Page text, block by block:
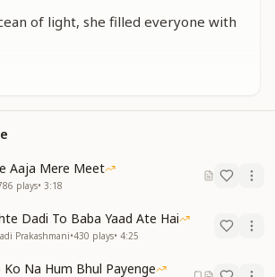
of light, she filled everyone with
Dadi, she gave love to all from her
of divine virtues,
Prakashmani.
of divine virtues,
Prakashmani.
प्रभु ने उनके हाथ में
Aaja Mere Meet
plays• 3:18
Dadi To Baba Yaad Ate Hai
Prakashmani•430 plays• 4:25
Ko Na Hum Bhul Payenge